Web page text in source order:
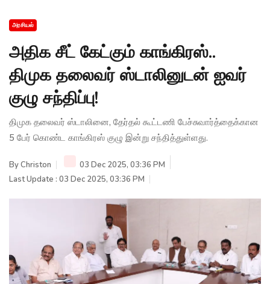
அரசியல்
அதிக சீட் கேட்கும் காங்கிரஸ்..
திமுக தலைவர் ஸ்டாலினுடன் ஐவர்
குழு சந்திப்பு!
திமுக தலைவர் ஸ்டாலினை, தேர்தல் கூட்டணி பேச்சுவார்த்தைக்கான
5 பேர் கொண்ட காங்கிரஸ் குழு இன்று சந்தித்துள்ளது.
ByChriston
03 Dec 2025, 03:36 PM
Last Update : 03 Dec 2025, 03:36 PM